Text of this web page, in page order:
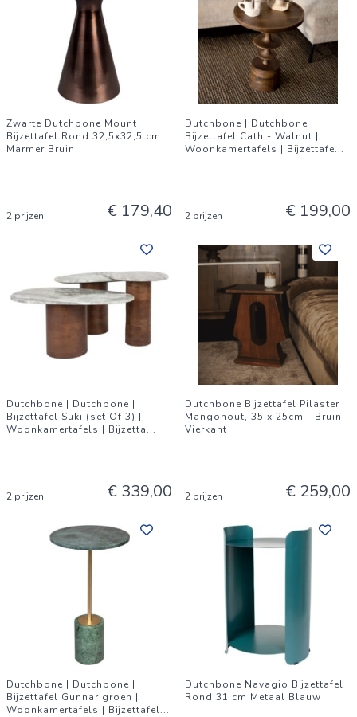
Zwarte Dutchbone Mount
Bijzettafel Rond 32,5x32,5 cm
Marmer Bruin
2 prijzen € 179,40
Dutchbone | Dutchbone |
Bijzettafel Cath - Walnut |
Woonkamertafels | Bijzettafe...
2 prijzen € 199,00
Dutchbone | Dutchbone |
Bijzettafel Suki (set Of 3) |
Woonkamertafels | Bijzetta...
2 prijzen € 339,00
Dutchbone Bijzettafel Pilaster
Mangohout, 35 x 25cm - Bruin -
Vierkant
2 prijzen € 259,00
Dutchbone | Dutchbone |
Bijzettafel Gunnar groen |
Woonkamertafels | Bijzettafel...
Dutchbone Navagio Bijzettafel
Rond 31 cm Metaal Blauw